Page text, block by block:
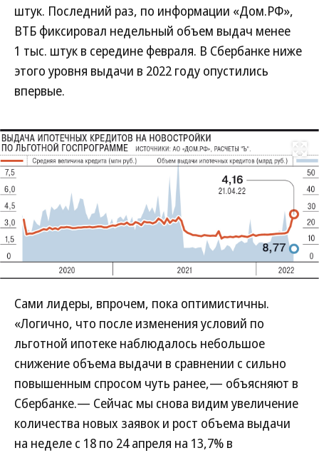
штук. Последний раз, по информации «Дом.РФ»,
ВТБ фиксировал недельный объем выдач менее
1 тыс. штук в середине февраля. В Сбербанке ниже
этого уровня выдачи в 2022 году опустились
впервые.
Развернуть
Сами лидеры, впрочем, пока оптимистичны.
«Логично, что после изменения условий по
льготной ипотеке наблюдалось небольшое
снижение объема выдачи в сравнении с сильно
повышенным спросом чуть ранее,— объясняют в
Сбербанке.— Сейчас мы снова видим увеличение
количества новых заявок и рост объема выдачи
на неделе с 18 по 24 апреля на 13,7% в